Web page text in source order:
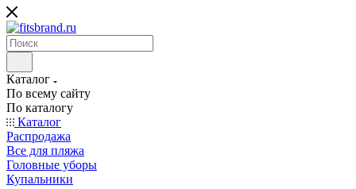
Каталог
По всему сайту
По каталогу
Каталог
Распродажа
Все для пляжа
Головные уборы
Купальники